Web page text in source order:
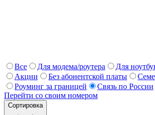
Все Для модема/роутера Для
Акции
Без абонентской платы
Роуминг за границей
Связь по России
Перейти со своим номером
Сортировка